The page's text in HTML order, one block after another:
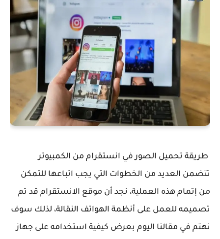
طريقة تحميل الصور في انستقرام من الكمبيوتر
تتضمن العديد من الخطوات التي يجب اتباعها للتمكن
من إتمام هذه العملية، نجد أن موقع الانستقرام قد تم
تصميمه للعمل على أنظمة الهواتف النقالة، لذلك سوف
نهتم في مقالنا اليوم بعرض كيفية استخدامه على جهاز